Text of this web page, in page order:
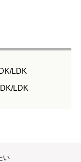
LDK
LDK
い